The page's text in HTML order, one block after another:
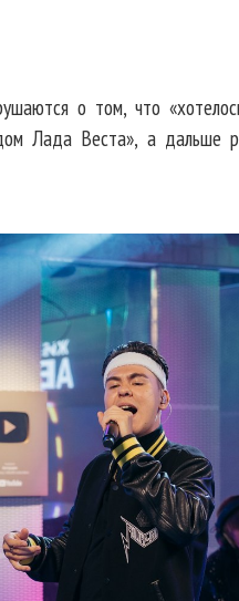
о том, что
Лада Веста», а дальше